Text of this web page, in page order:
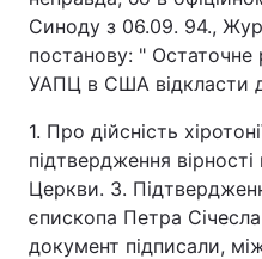
Синоду з 06.09. 94.,
постанову: " Остаточне
УАПЦ в США відкласти
1. Про дійсність
підтвердження
Церкви. 3.
єпископа Петра
документ підписали,